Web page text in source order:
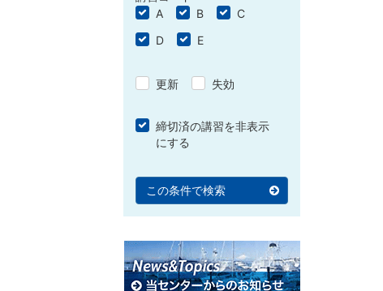
A
B
C
D
E
更新 失効
締切済の講習を非表示
にする
この条件で検索